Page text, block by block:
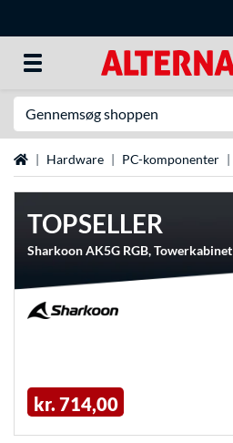
StartsideHardware PC-komponenter
TOPSELLER
Sharkoon AK5G RGB, Towerkabinet
kr. 714,00